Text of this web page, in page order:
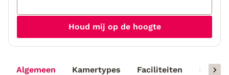
Algemeen Kamertypes Faciliteiten
Houd mij op de hoogte